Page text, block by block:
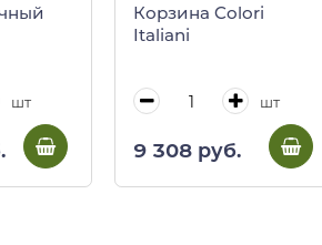
шт
Корзина Colori
Italiani
шт
9 308 руб.